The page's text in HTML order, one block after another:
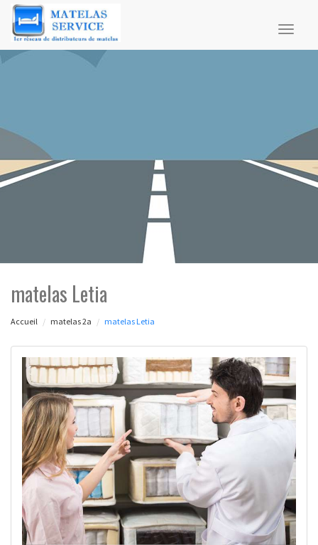
matelas Letia
Accueil matelas 2a matelas Letia